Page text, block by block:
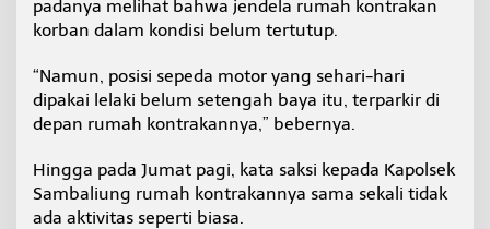
padanya melihat bahwa jendela rumah kontrakan
korban dalam kondisi belum tertutup.
“Namun, posisi sepeda motor yang sehari-hari
dipakai lelaki belum setengah baya itu, terparkir di
depan rumah kontrakannya,” bebernya.
Hingga pada Jumat pagi, kata saksi kepada Kapolsek
Sambaliung rumah kontrakannya sama sekali tidak
ada aktivitas seperti biasa.